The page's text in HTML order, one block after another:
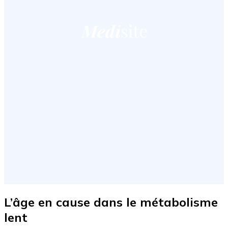
L’âge en cause dans le métabolisme
lent